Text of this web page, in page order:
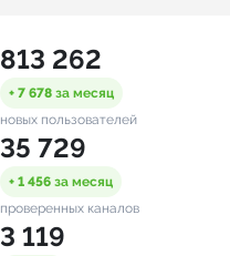
813 262
+ 7 678 за месяц
новых пользователей
35 729
+ 1 456 за месяц
проверенных каналов
3 119